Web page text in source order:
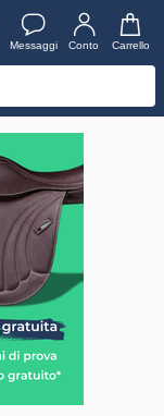
Messaggi Conto Carrello